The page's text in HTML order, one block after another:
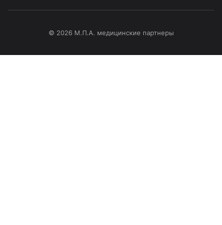
© 2026 М.П.А. медицинские партнеры